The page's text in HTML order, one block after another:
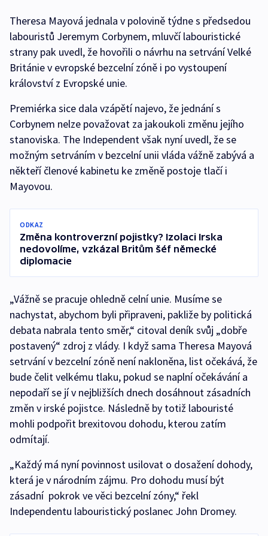
Theresa Mayová jednala v polovině týdne s předsedou
labouristů Jeremym Corbynem, mluvčí labouristické
strany pak uvedl, že hovořili o návrhu na setrvání Velké
Británie v evropské bezcelní zóně i po vystoupení
království z Evropské unie.
Premiérka sice dala vzápětí najevo, že jednání s
Corbynem nelze považovat za jakoukoli změnu jejího
stanoviska. The Independent však nyní uvedl, že se
možným setrváním v bezcelní unii vláda vážně zabývá a
někteří členové kabinetu ke změně postoje tlačí i
Mayovou.
ODKAZ
Změna kontroverzní pojistky? Izolaci Irska
nedovolíme, vzkázal Britům šéf německé
diplomacie
„Vážně se pracuje ohledně celní unie. Musíme se
nachystat, abychom byli připraveni, pakliže by politická
debata nabrala tento směr,“ citoval deník svůj „dobře
postavený“ zdroj z vlády. I když sama Theresa Mayová
setrvání v bezcelní zóně není nakloněna, list očekává, že
bude čelit velkému tlaku, pokud se naplní očekávání a
nepodaří se jí v nejbližších dnech dosáhnout zásadních
změn v irské pojistce. Následně by totiž labouristé
mohli podpořit brexitovou dohodu, kterou zatím
odmítají.
„Každý má nyní povinnost usilovat o dosažení dohody,
která je v národním zájmu. Pro dohodu musí být
zásadní pokrok ve věci bezcelní zóny,“ řekl
Independentu labouristický poslanec John Dromey.